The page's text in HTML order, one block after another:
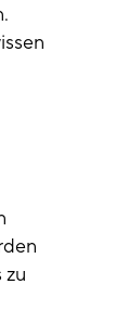
zu